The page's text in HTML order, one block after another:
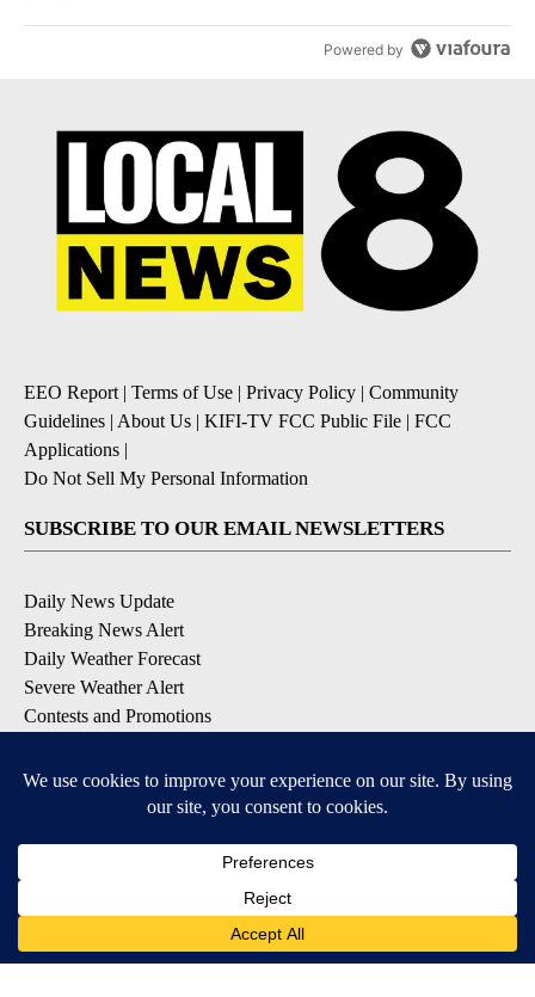
Powered by
EEO Report | Terms of Use | Privacy Policy | Community
Guidelines | About Us | KIFI-TV FCC Public File | FCC
Applications |
Do Not Sell My Personal Information
SUBSCRIBE TO OUR EMAIL NEWSLETTERS
Daily News Update
Breaking News Alert
Daily Weather Forecast
Severe Weather Alert
Contests and Promotions